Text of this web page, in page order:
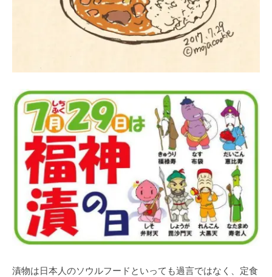
漬物は日本人のソウルフードといっても過言ではなく、定食